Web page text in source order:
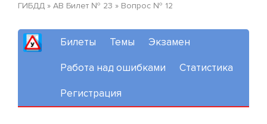
ГИБДД » AB Билет № 23 » Вопрос № 12
Билеты Темы Экзамен
Работа над ошибками Статистика
Регистрация